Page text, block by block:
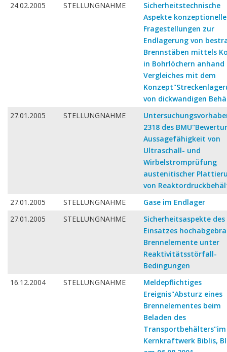
24.02.2005
STELLUNGNAHME
Sicherheitstechnische
Aspekte
Fragestellungen zur
Endlagerung von
Brennstäben mittels
in Bohrlöchern anhand
Vergleiches mit dem
von dickwandigen
27.01.2005
STELLUNGNAHME
2318 des
Aussagefähigkeit von
Ultraschall- und
Wirbelstromprüfung
austenitischer
von
27.01.2005
STELLUNGNAHME
Gase im Endlager
27.01.2005
STELLUNGNAHME
Sicherheitsaspekte des
Einsatzes
Brennelemente unter
Reaktivitätsstörfall-
Bedingungen
16.12.2004
STELLUNGNAHME
Meldepflichtiges
Ereignis"Absturz eines
Brennelementes beim
Beladen des
Transportbehälters"im
Kernkraftwerk Biblis,